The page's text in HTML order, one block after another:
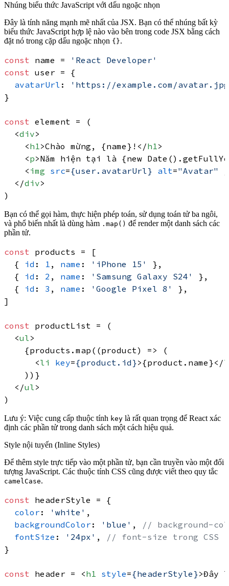
Nhúng biểu thức JavaScript với dấu ngoặc nhọn
Đây là tính năng mạnh mẽ nhất của JSX. Bạn có thể nhúng bất kỳ
biểu thức JavaScript hợp lệ nào vào bên trong code JSX bằng cách
đặt nó trong cặp dấu ngoặc nhọn {}.
const name =
'React Developer'
const user = {
avatarUrl :
'https://example.com/
}
const element = (
<div>
<h1>Chào mừng, {name}! </h1>
<p>Năm hiện tại là {new
< img src={user.avatarUrl} alt="Avatar"
</div>
Bạn có thể gọi hàm, thực hiện phép toán, sử dụng toán tử ba ngôi,
và phổ biến nhất là dùng hàm .map() để render một danh sách các
phần tử.
const products = [
  {
id : 1 , name : 'iPhone 15'
},
  {
id : 2 , name : 'Samsung Galaxy S24'
},
  {
id : 3 , name : 'Google Pixel 8'
},
]
const productList = (
<ul>
    {products.map((product) => (
<li key={product.id}>{product.name}</
    ))}
</ul>
Lưu ý: Việc cung cấp thuộc tính key là rất quan trọng để React xác
định các phần tử trong danh sách một cách hiệu quả.
Style nội tuyến (Inline Styles)
Để thêm style trực tiếp vào một phần tử, bạn cần truyền vào một đối
tượng JavaScript. Các thuộc tính CSS cũng được viết theo quy tắc
camelCase.
const headerStyle = {
color: 'white' ,
backgroundColor: 'blue' ,
// background-
fontSize : '24px' ,
// font-size trong CSS
}
const header = <h1 style={headerStyle}>Đây